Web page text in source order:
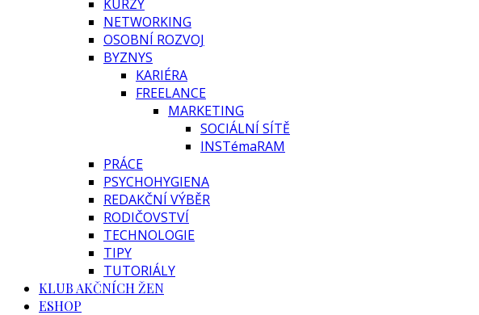
KURZY
NETWORKING
OSOBNÍ ROZVOJ
BYZNYS
KARIÉRA
FREELANCE
MARKETING
SOCIÁLNÍ SÍTĚ
INSTémaRAM
PRÁCE
PSYCHOHYGIENA
REDAKČNÍ VÝBĚR
RODIČOVSTVÍ
TECHNOLOGIE
TIPY
TUTORIÁLY
KLUB AKČNÍCH ŽEN
ESHOP